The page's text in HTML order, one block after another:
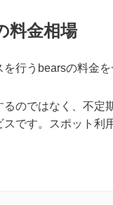
料金相場
行うbearsの料金を
のではなく、不定
スです。スポット利